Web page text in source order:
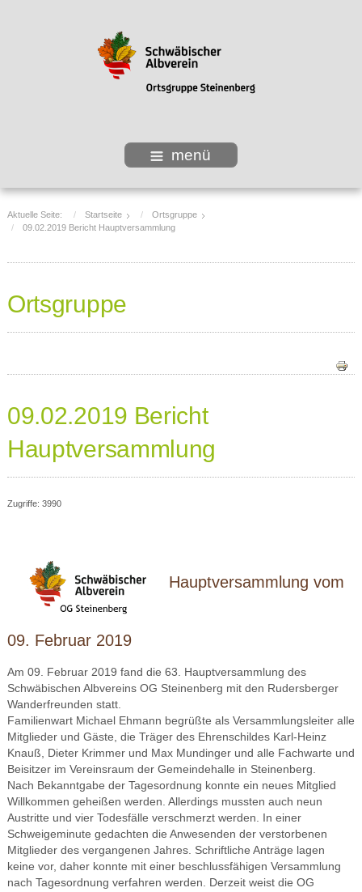
menü
Aktuelle Seite: Startseite
Ortsgruppe
09.02.2019 Bericht Hauptversammlung
Ortsgruppe
09.02.2019 Bericht
Hauptversammlung
Zugriffe: 3990
Hauptversammlung vom
09. Februar 2019
Am 09. Februar 2019 fand die 63. Hauptversammlung des
Schwäbischen Albvereins OG Steinenberg mit den Rudersberger
Wanderfreunden statt.
Familienwart Michael Ehmann begrüßte als Versammlungsleiter alle
Mitglieder und Gäste, die Träger des Ehrenschildes Karl-Heinz
Knauß, Dieter Krimmer und Max Mundinger und alle Fachwarte und
Beisitzer im Vereinsraum der Gemeindehalle in Steinenberg.
Nach Bekanntgabe der Tagesordnung konnte ein neues Mitglied
Willkommen geheißen werden. Allerdings mussten auch neun
Austritte und vier Todesfälle verschmerzt werden. In einer
Schweigeminute gedachten die Anwesenden der verstorbenen
Mitglieder des vergangenen Jahres. Schriftliche Anträge lagen
keine vor, daher konnte mit einer beschlussfähigen Versammlung
nach Tagesordnung verfahren werden. Derzeit weist die OG